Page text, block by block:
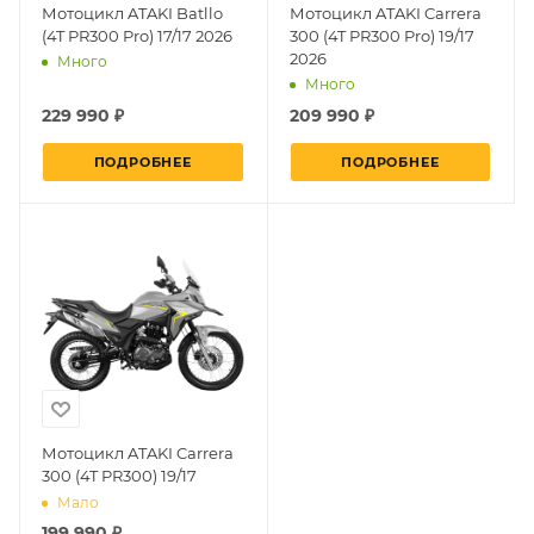
Мотоцикл ATAKI Batllo
(4T PR300 Pro) 17/17 2026
Много
229 990 ₽
ПОДРОБНЕЕ
Мотоцикл ATAKI Carrera
300 (4T PR300 Pro) 19/17
2026
Много
209 990 ₽
ПОДРОБНЕЕ
Мотоцикл ATAKI Carrera
300 (4T PR300) 19/17
Мало